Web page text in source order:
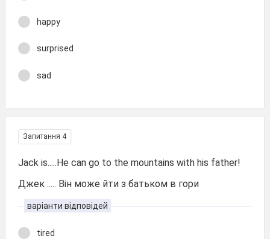
happy
surprised
sad
Запитання 4
Jack is.....He can go to the mountains with his father!
Джек ..... Він може йти з батьком в гори
варіанти відповідей
tired